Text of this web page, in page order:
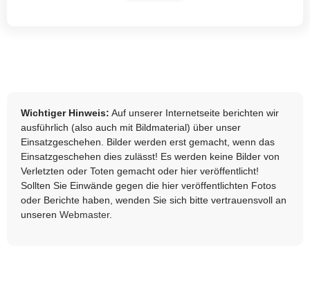
Wichtiger Hinweis: Auf unserer Internetseite berichten wir
ausführlich (also auch mit Bildmaterial) über unser
Einsatzgeschehen. Bilder werden erst gemacht, wenn das
Einsatzgeschehen dies zulässt! Es werden keine Bilder von
Verletzten oder Toten gemacht oder hier veröffentlicht!
Sollten Sie Einwände gegen die hier veröffentlichten Fotos
oder Berichte haben, wenden Sie sich bitte vertrauensvoll an
unseren Webmaster.